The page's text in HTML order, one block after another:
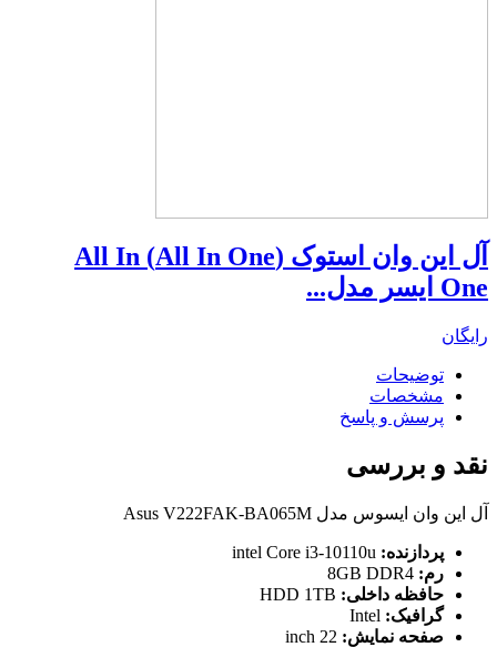
آل این وان استوک (All In One) All In
One ایسر مدل...
رایگان
توضیحات
مشخصات
پرسش و پاسخ
نقد و بررسی
آل این وان ایسوس مدل Asus V222FAK-BA065M
پردازنده:
رم:
حافظه داخلی:
گرافیک:
صفحه نمایش: